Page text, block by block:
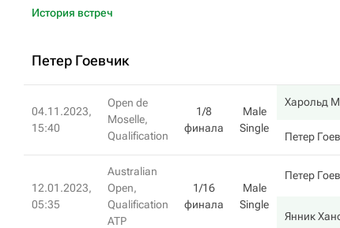
История встреч
Петер Гоевчик
04.11.2023,
15:40
Open de
Moselle,
Qualification
1/8
финала
Male
Single
Харольд
Петер
12.01.2023,
05:35
Australian
Open,
Qualification
ATP
1/16
финала
Male
Single
Петер
Янник